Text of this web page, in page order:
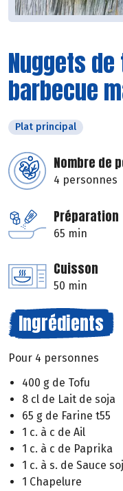
Nuggets
barbecue
Plat principal
Nombre de
4 personnes
Préparation
65 min
Cuisson
50 min
Ingrédients
Pour 4 personnes
400 g de Tofu
8 cl de Lait de soja
65 g de Farine t55
1 c. à c de Ail
1 c. à c de Paprika
1 c. à s. de Sauce
1 Chapelure